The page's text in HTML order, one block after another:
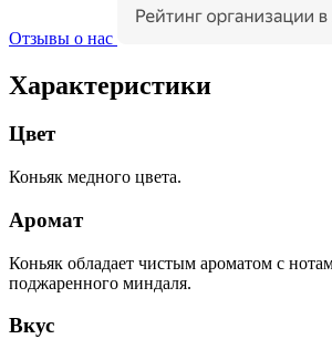
Отзывы о нас
Характеристики
Цвет
Коньяк медного цвета.
Аромат
Коньяк обладает чистым ароматом с
поджаренного миндаля.
Вкус